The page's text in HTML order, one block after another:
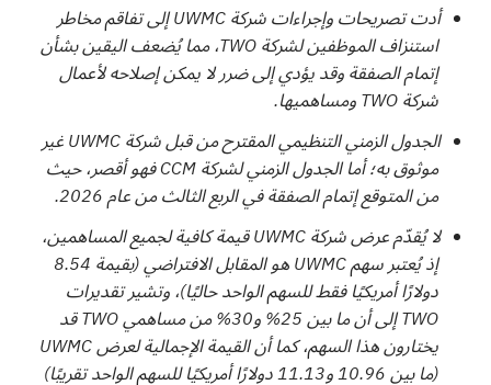
أدت تصريحات وإجراءات شركة UWMC إلى تفاقم مخاطر
استنزاف الموظفين لشركة TWO، مما يُضعف اليقين بشأن
إتمام الصفقة وقد يؤدي إلى ضرر لا يمكن إصلاحه لأعمال
شركة TWO ومساهميها.
الجدول الزمني التنظيمي المقترح من قبل شركة UWMC غير
موثوق به؛ أما الجدول الزمني لشركة CCM فهو أقصر، حيث
من المتوقع إتمام الصفقة في الربع الثالث من عام 2026.
لا يُقدّم عرض شركة UWMC قيمة كافية لجميع المساهمين،
إذ يُعتبر سهم UWMC هو المقابل الافتراضي (بقيمة 8.54
دولارًا أمريكيًا فقط للسهم الواحد حاليًا)، وتشير تقديرات
TWO إلى أن ما بين 25% و30%
من مساهمي TWO قد
يختارون هذا السهم، كما أن القيمة الإجمالية لعرض UWMC
(ما بين 10.96 و11.13 دولارًا أمريكيًا للسهم الواحد تقريبًا)